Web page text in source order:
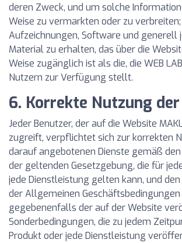
deren Zweck, und um solche
Weise zu vermarkten oder zu verbreiten;
Aufzeichnungen, Software und generell
Material zu erhalten, das über die
Weise zugänglich ist als die, die WEB
Nutzern zur Verfügung stellt.
6. Korrekte Nutzung
Jeder Benutzer, der auf die Website
zugreift, verpflichtet sich zur korrekten
darauf angebotenen Dienste gemäß
der geltenden Gesetzgebung, die für
jede Dienstleistung gelten kann, und
der Allgemeinen Geschäftsbedingungen
gegebenenfalls der auf der Website
Sonderbedingungen, die zu jedem
Produkt oder jede Dienstleistung